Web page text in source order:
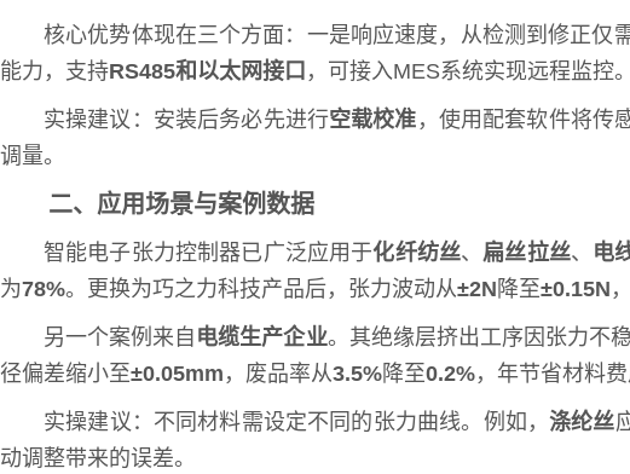
核心优势体现在三个方面：一是响应速度，从检测到修正仅
能力，支持RS485和以太网接口 ，可接入MES系统实现远程监控。
实操建议：安装后务必先进行空载校准 ，使用配套软件将传
调量。
二、应用场景与案例数据
智能电子张力控制器已广泛应用于化纤纺丝、扁丝拉丝、 电
为78%。更换为巧之力科技产品后，张力波动从±2N 降至±0.15N
另一个案例来自 电缆生产企业。其绝缘层挤出工序因张力不
径偏差缩小至±0.05mm ，废品率从3.5%降至0.2%，年节省材料
实操建议：不同材料需设定不同的张力曲线。例如，涤纶丝
动调整带来的误差。